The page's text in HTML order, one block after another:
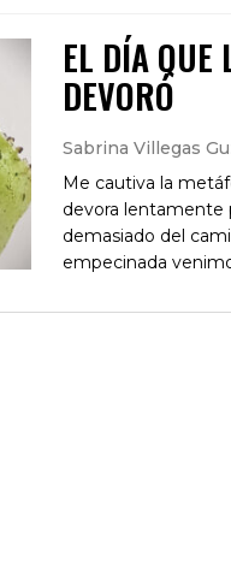
EL DÍA QUE
DEVORÓ
Sabrina Villegas
Me cautiva la
devora lentamente
demasiado del
empecinada